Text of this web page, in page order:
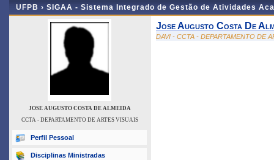
UFPB › SIGAA - Sistema Integrado de Gestão de Atividades
JOSE AUGUSTO COSTA DE ALMEIDA
CCTA - DEPARTAMENTO DE ARTES VISUAIS
Perfil Pessoal
Disciplinas Ministradas
Jose Augusto Costa De
DAVI - CCTA - DEPARTAMENTO DE